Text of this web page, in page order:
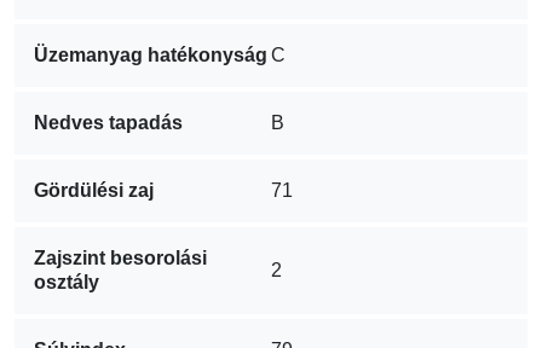
Üzemanyag hatékonyság C
Nedves tapadás B
Gördülési zaj 71
Zajszint besorolási
osztály
2